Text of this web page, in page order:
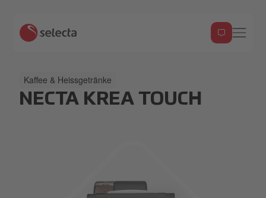
Kaffee & Heissgetränke
NECTA KREA TOUCH